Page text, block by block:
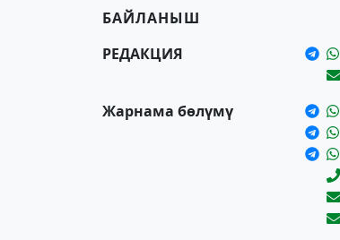
БАЙЛАНЫШ
РЕДАКЦИЯ
Жарнама бөлүмү